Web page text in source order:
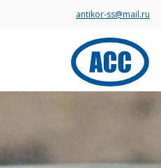
antikor-ss@mail.ru